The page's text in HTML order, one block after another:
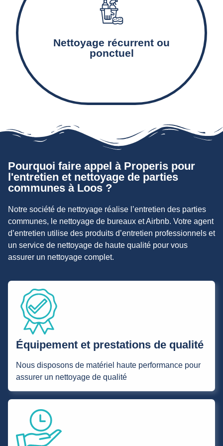
Nettoyage récurrent ou
ponctuel
Le nettoyage et l’entretien des équipements
ascenseurs et boîtes-aux-lettres.
Pourquoi faire appel à Properis pour
l'entretien et nettoyage de parties
communes à Loos ?
Notre société de nettoyage réalise l’entretien des parties
communes, le nettoyage de bureaux et Airbnb. Votre agent
d’entretien utilise des produits d’entretien professionnels et
un service de nettoyage de haute qualité pour vous
assurer un nettoyage complet.
Équipement et prestations de qualité
Nous disposons de matériel haute performance pour
assurer un nettoyage de qualité